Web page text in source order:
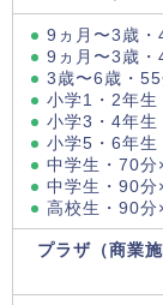
9ヵ月〜3歳
9ヵ月〜3歳
3歳〜6歳・
小学1・2年
小学3・4年
小学5・6年
中学生・70
中学生・90
高校生・90
プラザ（商業